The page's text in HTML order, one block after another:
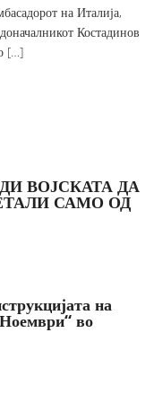
на Италија,
Костадинов
[…]
ВОЈСКАТА ДА
САМО ОД
на
во